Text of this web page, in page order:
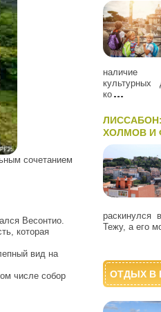
сочетанием
Весонтио.
которая
вид на
числе собор
наличие
культурных
ко
ХОЛМОВ И
раскинулся
Тежу, а его
ОТДЫХ В